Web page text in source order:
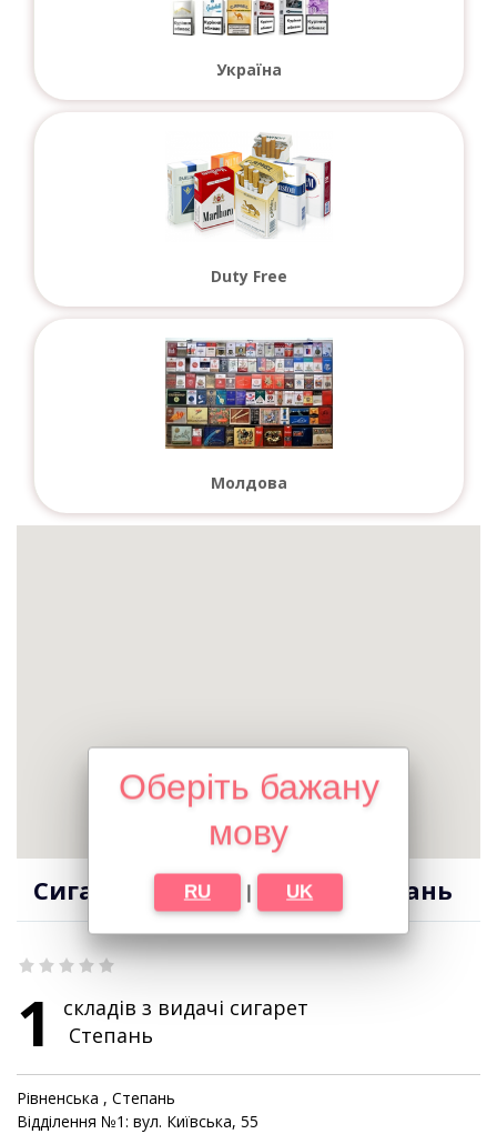
Оберіть бажану
мову
RU | UK
Україна
Duty Free
Молдова
Сигарети оптом в місті Степань
1
складів з видачі сигарет
Степань
Рівненська , Степань
Відділення №1: вул. Київська, 55